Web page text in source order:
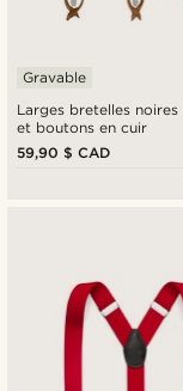
Larges bretelles noires
et boutons en cuir
Gravable
59,90 $ CAD